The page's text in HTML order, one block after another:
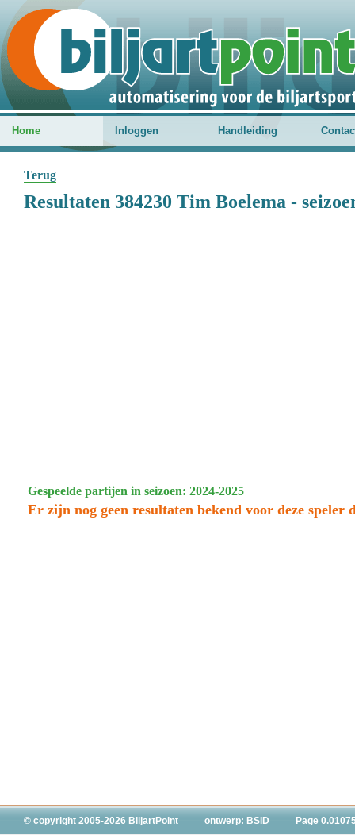
Home Inloggen Handleiding
Terug
Resultaten 384230 Tim Boelema -
Gespeelde partijen in seizoen: 2024-2025
Er zijn nog geen resultaten bekend voor deze speler
© copyright 2005-2026 BiljartPoint ontwerp: BSID Page